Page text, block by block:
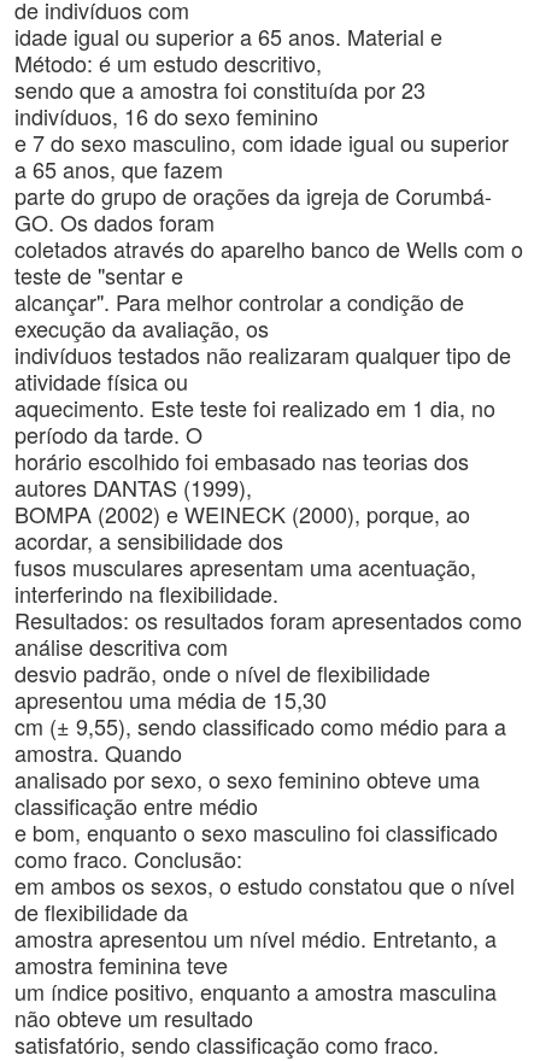
de indivíduos com
idade igual ou superior a 65 anos. Material e
Método: é um estudo descritivo,
sendo que a amostra foi constituída por 23
indivíduos, 16 do sexo feminino
e 7 do sexo masculino, com idade igual ou superior
a 65 anos, que fazem
parte do grupo de orações da igreja de Corumbá-
GO. Os dados foram
coletados através do aparelho banco de Wells com o
teste de "sentar e
alcançar". Para melhor controlar a condição de
execução da avaliação, os
indivíduos testados não realizaram qualquer tipo de
atividade física ou
aquecimento. Este teste foi realizado em 1 dia, no
período da tarde. O
horário escolhido foi embasado nas teorias dos
autores DANTAS (1999),
BOMPA (2002) e WEINECK (2000), porque, ao
acordar, a sensibilidade dos
fusos musculares apresentam uma acentuação,
interferindo na flexibilidade.
Resultados: os resultados foram apresentados como
análise descritiva com
desvio padrão, onde o nível de flexibilidade
apresentou uma média de 15,30
cm (± 9,55), sendo classificado como médio para a
amostra. Quando
analisado por sexo, o sexo feminino obteve uma
classificação entre médio
e bom, enquanto o sexo masculino foi classificado
como fraco. Conclusão:
em ambos os sexos, o estudo constatou que o nível
de flexibilidade da
amostra apresentou um nível médio. Entretanto, a
amostra feminina teve
um índice positivo, enquanto a amostra masculina
não obteve um resultado
satisfatório, sendo classificação como fraco.